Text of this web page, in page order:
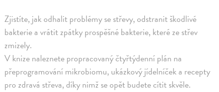
Zjistíte, jak odhalit problémy se střevy, odstranit škodlivé
bakterie a vrátit zpátky prospěšné bakterie, které ze střev
zmizely.
V knize naleznete propracovaný čtyřtýdenní plán na
přeprogramování mikrobiomu, ukázkový jídelníček a recepty
pro zdravá střeva, díky nimž se opět budete cítit skvěle.